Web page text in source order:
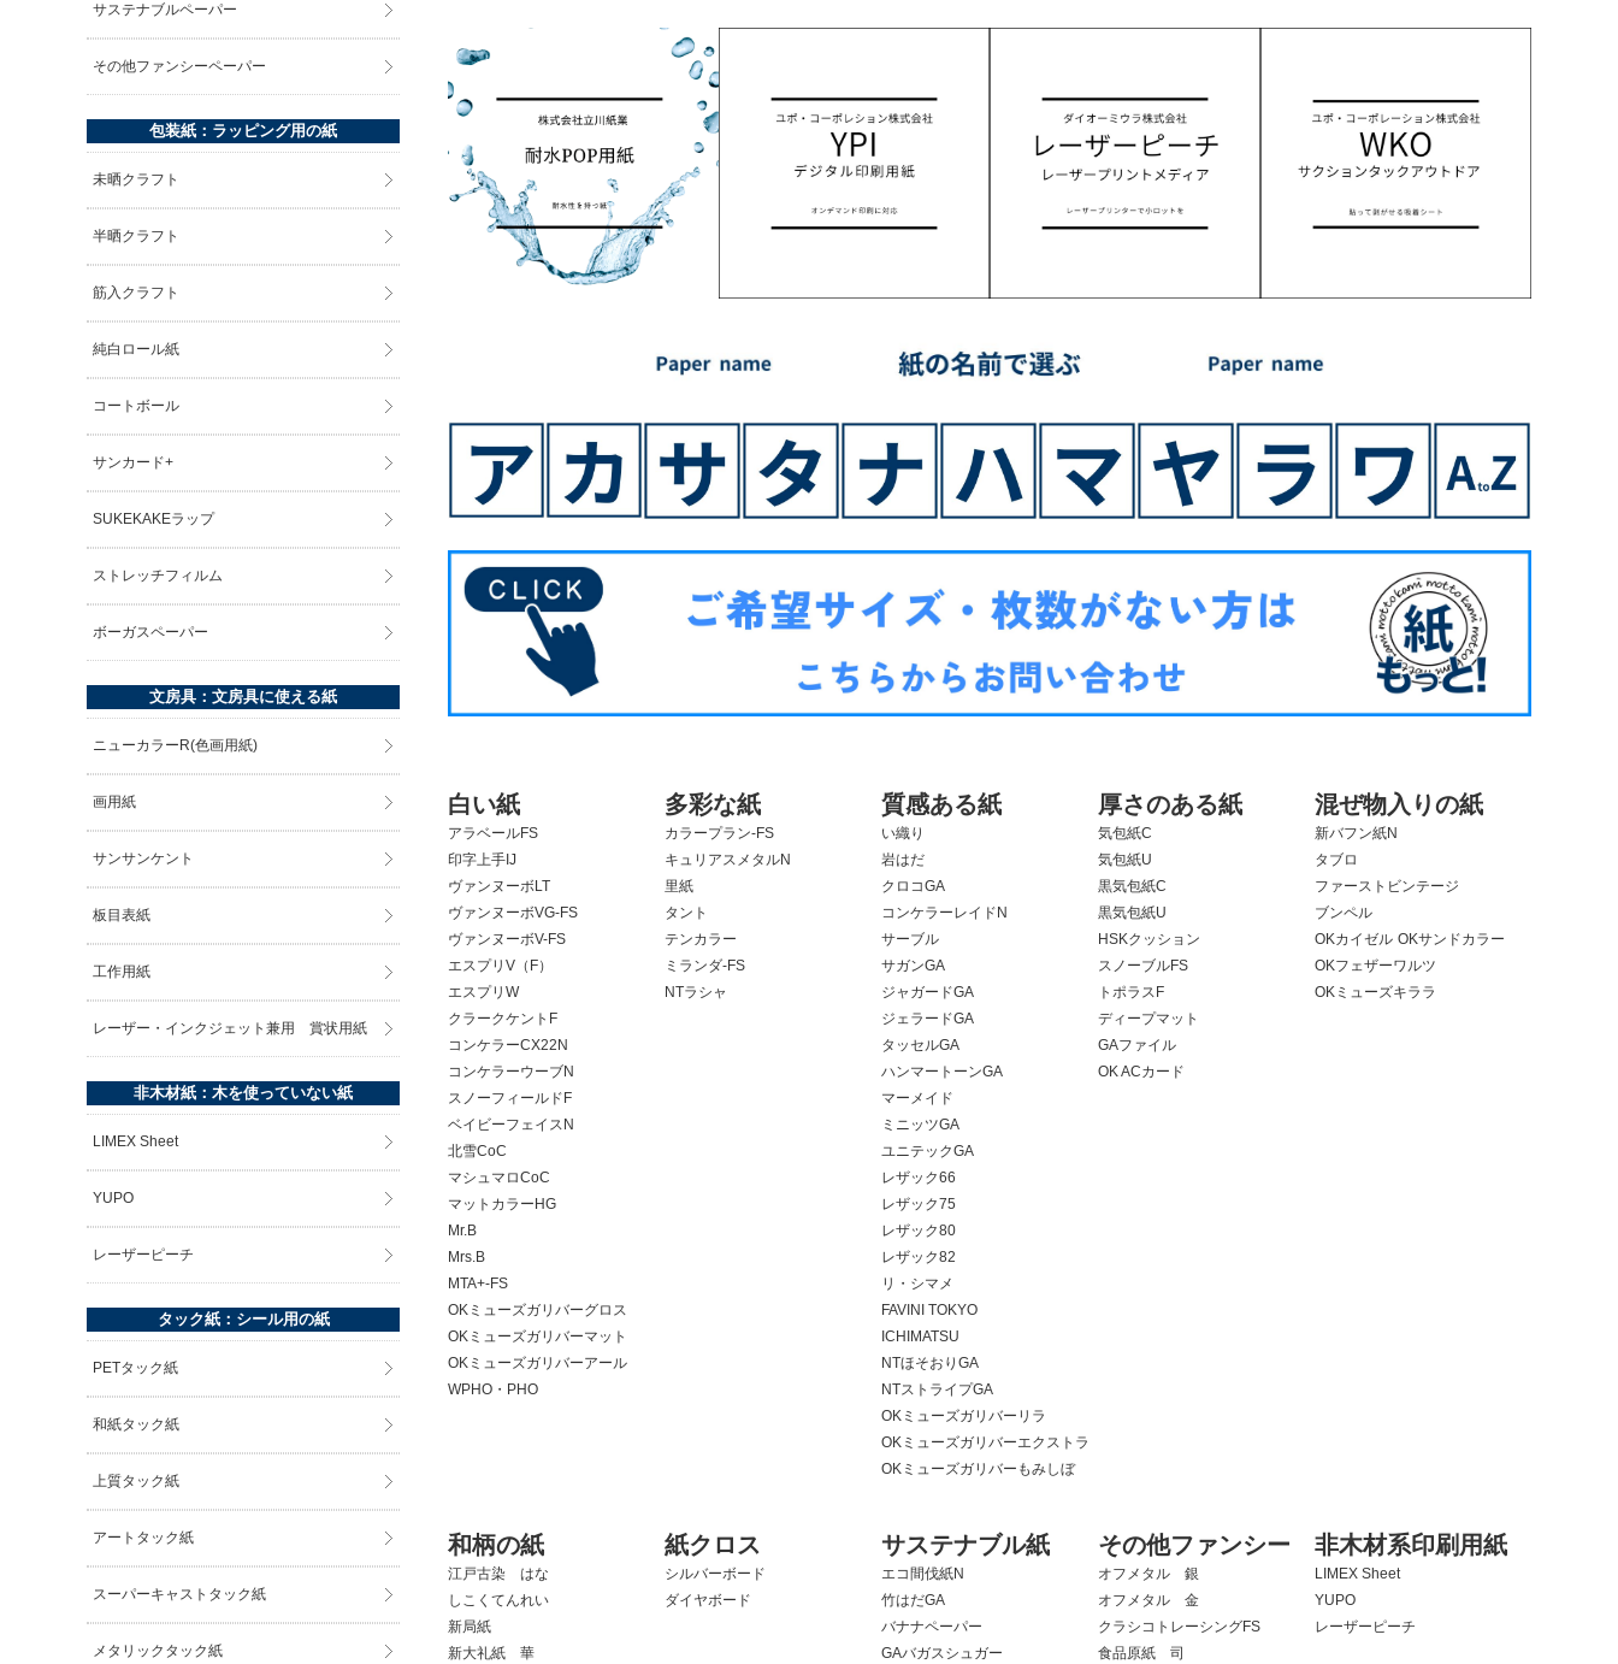
白い紙
アラベールFS
印字上手IJ
ヴァンヌーボLT
ヴァンヌーボVG-FS
ヴァンヌーボV-FS
エスプリV（F）
エスプリW
クラークケントF
コンケラーCX22N
コンケラーウーブN
スノーフィールドF
ベイビーフェイスN
北雪CoC
マシュマロCoC
マットカラーHG
Mr.B
Mrs.B
MTA+-FS
OKミューズガリバーグロス
OKミューズガリバーマット
OKミューズガリバーアール
WPHO・PHO
多彩な紙
カラープラン-FS
キュリアスメタルN
里紙
タント
テンカラー
ミランダ-FS
NTラシャ
質感ある紙
い織り
岩はだ
クロコGA
コンケラーレイドN
サーブル
サガンGA
ジャガードGA
ジェラードGA
タッセルGA
ハンマートーンGA
マーメイド
ミニッツGA
ユニテックGA
レザック66
レザック75
レザック80
レザック82
リ・シマメ
FAVINI TOKYO
ICHIMATSU
NTほそおりGA
NTストライプGA
OKミューズガリバーリラ
OKミューズガリバーエクストラ
OKミューズガリバーもみしぼ
厚さのある紙
気包紙C
気包紙U
黒気包紙C
黒気包紙U
HSKクッション
スノーブルFS
トポラスF
ディープマット
GAファイル
OK ACカード
混ぜ物入りの紙
新バフン紙N
タブロ
ファーストビンテージ
ブンペル
OKカイゼル OKサンドカラー
OKフェザーワルツ
OKミューズキララ
和柄の紙
江戸古染 はな
しこくてんれい
新局紙
新大礼紙 華
紙クロス
シルバーボード
ダイヤボード
サステナブル紙
エコ間伐紙N
竹はだGA
バナナペーパー
GAバガスシュガー
その他ファンシー
オフメタル 銀
オフメタル 金
クラシコトレーシングFS
食品原紙 司
非木材系印刷用紙
LIMEX Sheet
YUPO
レーザーピーチ
サステナブルペーパー
その他ファンシーペーパー
包装紙：ラッピング用の紙
未晒クラフト
半晒クラフト
筋入クラフト
純白ロール紙
コートボール
サンカード+
SUKEKAKEラップ
ストレッチフィルム
ボーガスペーパー
文房具：文房具に使える紙
ニューカラーR(色画用紙)
画用紙
サンサンケント
板目表紙
工作用紙
レーザー・インクジェット兼用 賞状用紙
非木材紙：木を使っていない紙
LIMEX Sheet
YUPO
レーザーピーチ
タック紙：シール用の紙
PETタック紙
和紙タック紙
上質タック紙
アートタック紙
スーパーキャストタック紙
メタリックタック紙